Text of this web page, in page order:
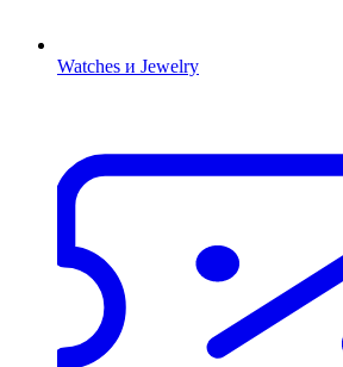
Watches и Jewelry